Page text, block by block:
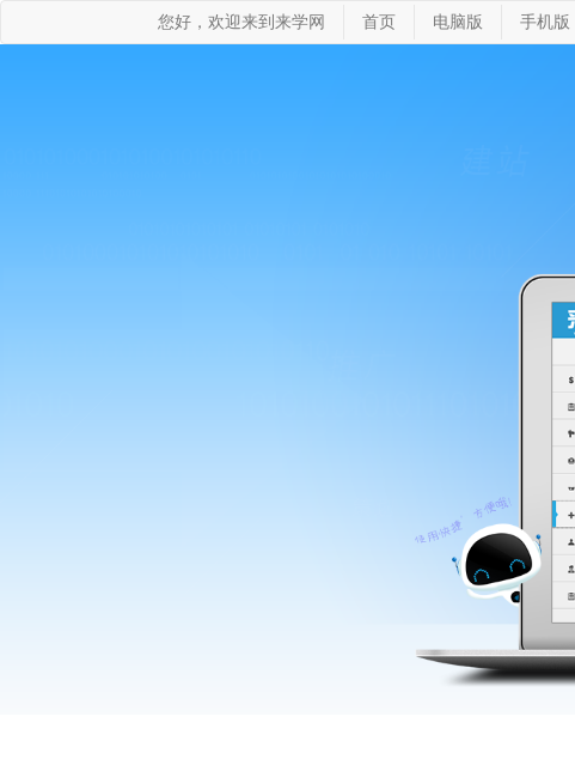
您好，欢迎来到来学网 首页 电脑版 手机版